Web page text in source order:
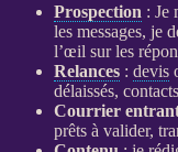
Prospection : Je
les messages, je
l’œil sur les
Relances: devis
délaissés,
Courrier
prêts à valider,